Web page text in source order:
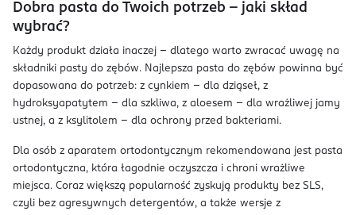
Dobra pasta do Twoich potrzeb – jaki skład
wybrać?
Każdy produkt działa inaczej – dlatego warto zwracać uwagę na
składniki pasty do zębów. Najlepsza pasta do zębów powinna być
dopasowana do potrzeb: z cynkiem – dla dziąseł, z
hydroksyapatytem – dla szkliwa, z aloesem – dla wrażliwej jamy
ustnej, a z ksylitolem – dla ochrony przed bakteriami.
Dla osób z aparatem ortodontycznym rekomendowana jest pasta
ortodontyczna, która łagodnie oczyszcza i chroni wrażliwe
miejsca. Coraz większą popularność zyskują produkty bez SLS,
czyli bez agresywnych detergentów, a także wersje z